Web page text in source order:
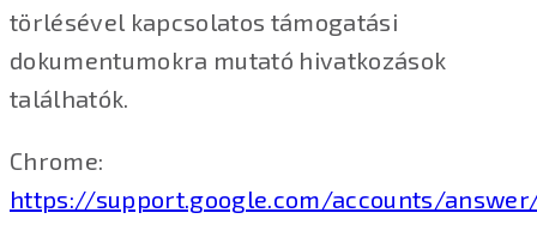
törlésével kapcsolatos támogatási
dokumentumokra mutató hivatkozások
találhatók.
Chrome:
https://support.google.com/accounts/